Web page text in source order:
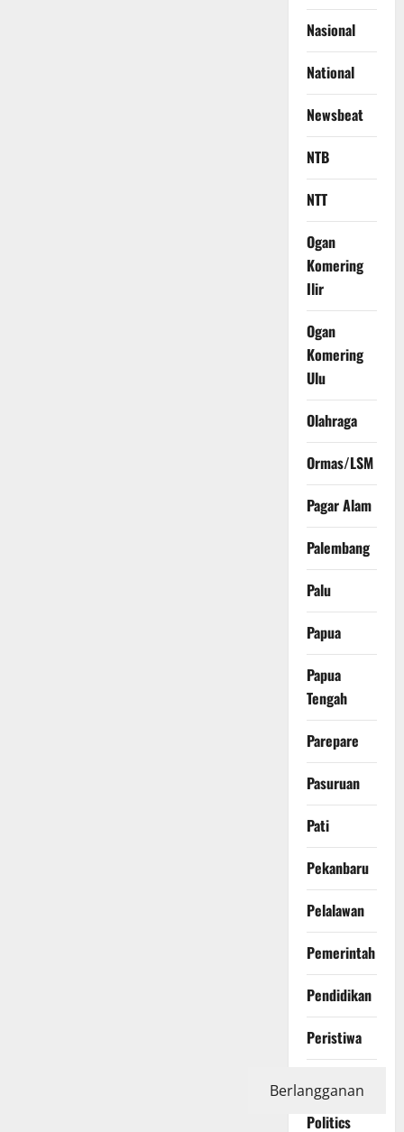
Nasional
National
Newsbeat
NTB
NTT
Ogan
Komering
Ilir
Ogan
Komering
Ulu
Olahraga
Ormas/LSM
Pagar Alam
Palembang
Palu
Papua
Papua
Tengah
Parepare
Pasuruan
Pati
Pekanbaru
Pelalawan
Pemerintah
Pendidikan
Peristiwa
Politics
Berlangganan